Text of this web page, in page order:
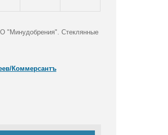
"Минудобрения". Стеклянные
Коммерсантъ